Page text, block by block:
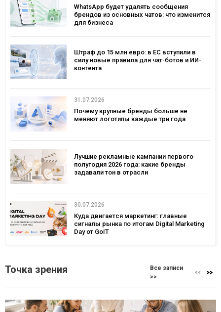
WhatsApp будет удалять сообщения
брендов из основных чатов: что изменится
для бизнеса
Штраф до 15 млн евро: в ЕС вступили в
силу новые правила для чат-ботов и ИИ-
контента
31.07.2026
Почему крупные бренды больше не
меняют логотипы каждые три года
Лучшие рекламные кампании первого
полугодия 2026 года: какие бренды
задавали тон в отрасли
30.07.2026
Куда двигается маркетинг: главные
сигналы рынка по итогам Digital Marketing
Day от GoIT
Точка зрения
Все записи
>>